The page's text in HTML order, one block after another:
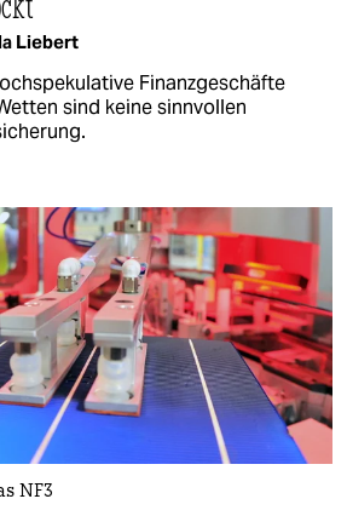
Liebert
Finanzgeschäfte
sind keine sinnvollen
NF3